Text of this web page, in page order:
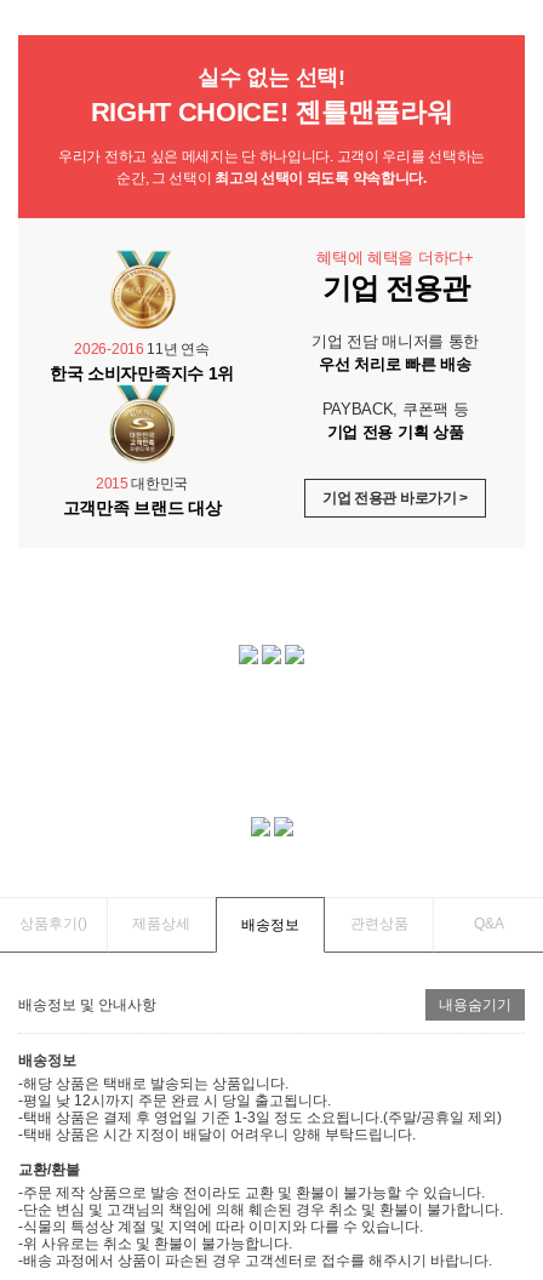
실수 없는 선택!
RIGHT CHOICE! 젠틀맨플라워
우리가 전하고 싶은 메세지는 단 하나입니다. 고객이 우리를 선택하는
순간, 그 선택이 최고의 선택이 되도록 약속합니다.
2026-2016 11년 연속
한국 소비자만족지수 1위
2015 대한민국
고객만족 브랜드 대상
혜택에 혜택을 더하다+
기업 전용관
기업 전담 매니저를 통한
우선 처리로 빠른 배송
PAYBACK, 쿠폰팩 등
기업 전용 기획 상품
기업 전용관 바로가기 >
상품후기() 제품상세 배송정보 관련상품 Q&A
배송정보 및 안내사항 내용숨기기
배송정보
-해당 상품은 택배로 발송되는 상품입니다.
-평일 낮 12시까지 주문 완료 시 당일 출고됩니다.
-택배 상품은 결제 후 영업일 기준 1-3일 정도 소요됩니다.(주말/공휴일 제외)
-택배 상품은 시간 지정이 배달이 어려우니 양해 부탁드립니다.
교환/환불
-주문 제작 상품으로 발송 전이라도 교환 및 환불이 불가능할 수 있습니다.
-단순 변심 및 고객님의 책임에 의해 훼손된 경우 취소 및 환불이 불가합니다.
-식물의 특성상 계절 및 지역에 따라 이미지와 다를 수 있습니다.
-위 사유로는 취소 및 환불이 불가능합니다.
-배송 과정에서 상품이 파손된 경우 고객센터로 접수를 해주시기 바랍니다.